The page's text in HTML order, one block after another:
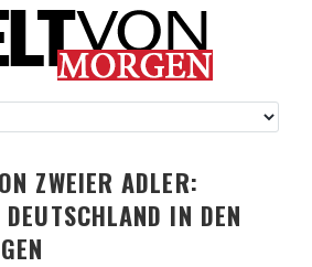
ZWEIER ADLER:
IN DEN